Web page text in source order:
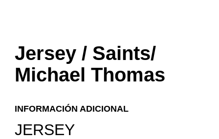
Jersey / Saints/
Michael Thomas
INFORMACIÓN ADICIONAL
JERSEY